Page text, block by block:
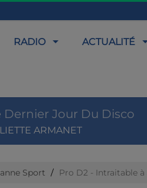
RADIO ACTUALITÉ
Dernier Jour Du Disco
ARMANET
Sport Pro D2 - Intraitable